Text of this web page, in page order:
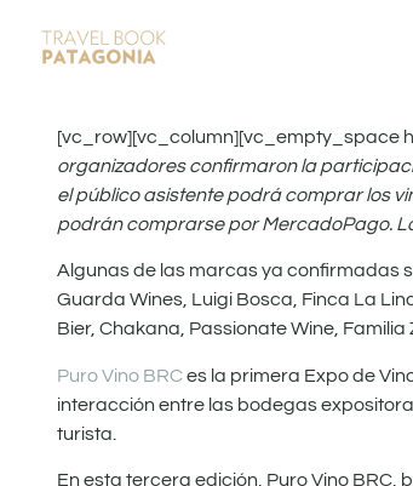
[vc_row][vc_column][vc_empty_space
organizadores confirmaron la
el público asistente podrá comprar los
podrán comprarse por MercadoPago.
Algunas de las marcas ya confirmadas
Guarda Wines, Luigi Bosca, Finca La
Bier, Chakana, Passionate Wine,
Puro Vino BRCes la primera Expo de
interacción entre las bodegas
turista.
En esta tercera edición, Puro Vino